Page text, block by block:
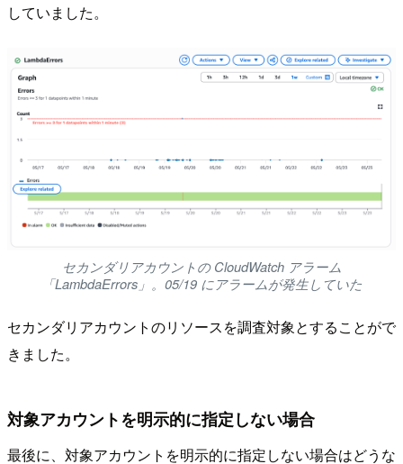
していました。
セカンダリアカウントの CloudWatch アラーム
「LambdaErrors」。05/19 にアラームが発生していた
セカンダリアカウントのリソースを調査対象とすることがで
きました。
対象アカウントを明示的に指定しない場合
最後に、対象アカウントを明示的に指定しない場合はどうな